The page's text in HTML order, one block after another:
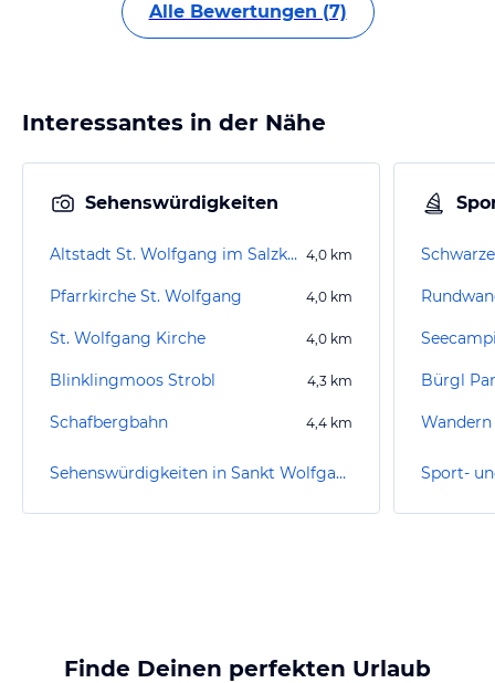
Alle Bewertungen (7)
Interessantes in der Nähe
Sehenswürdigkeiten
Altstadt St. Wolfgang im Salzkammergut 4,0 km
Pfarrkirche St. Wolfgang 4,0 km
St. Wolfgang Kirche 4,0 km
Blinklingmoos Strobl 4,3 km
Schafbergbahn 4,4 km
Sehenswürdigkeiten in Sankt Wolfgang im Salzkammergut
Bürgl
Finde Deinen perfekten Urlaub